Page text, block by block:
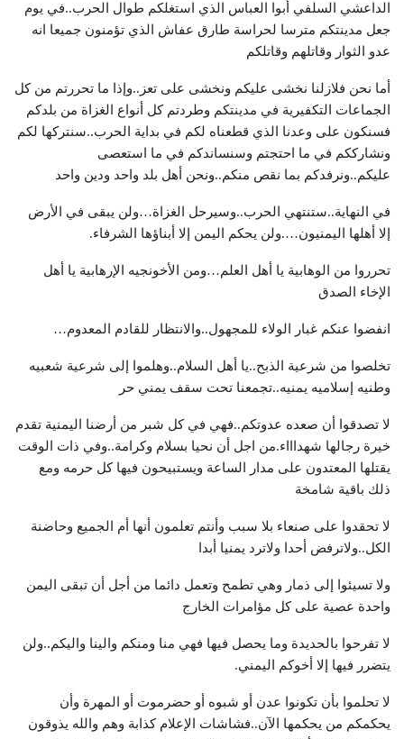
الداعشي السلفي أبوا العباس الذي استغلكم طوال الحرب..في يوم
جعل مدينتكم مترسا لحراسة طارق عفاش الذي تؤمنون جميعا انه
عدو الثوار وقاتلهم وقاتلكم
أما نحن فلازلنا نخشى عليكم ونخشى على تعز..وإذا ما تحررتم من كل
الجماعات التكفيرية في مدينتكم وطردتم كل أنواع الغزاة من بلدكم
فسنكون على وعدنا الذي قطعناه لكم في بداية الحرب..سنتركها لكم
ونشارككم في ما احتجتم وسنساندكم في ما استعصى
عليكم..ونرفدكم بما نقص منكم..ونحن أهل بلد واحد ودين واحد
في النهاية..ستنتهي الحرب..وسيرحل الغزاة…ولن يبقى في الأرض
إلا أهلها اليمنيون….ولن يحكم اليمن إلا أبناؤها الشرفاء.
تحرروا من الوهابية يا أهل العلم…ومن الأخونجيه الإرهابية يا أهل
الإخاء الصدق
انفضوا عنكم غبار الولاء للمجهول..والانتظار للقادم المعدوم…
تخلصوا من شرعية الذبح..يا أهل السلام..وهلموا إلى شرعية شعبيه
وطنيه إسلاميه يمنيه..تجمعنا تحت سقف يمني حر
لا تصدقوا أن صعده عدوتكم..فهي في كل شبر من أرضنا اليمنية تقدم
خيرة رجالها شهداااء.من اجل أن نحيا بسلام وكرامة..وفي ذات الوقت
يقتلها المعتدون على مدار الساعة ويستبيحون فيها كل حرمه ومع
ذلك باقية شامخة
لا تحقدوا على صنعاء بلا سبب وأنتم تعلمون أنها أم الجميع وحاضنة
الكل..ولاترفض أحدا ولاترد يمنيا أبدا
ولا تسيئوا إلى ذمار وهي تطمح وتعمل دائما من أجل أن تبقى اليمن
واحدة عصية على كل مؤامرات الخارج
لا تفرحوا بالحديدة وما يحصل فيها فهي منا ومنكم والينا واليكم..ولن
يتضرر فيها إلا أخوكم اليمني.
لا تحلموا بأن تكونوا عدن أو شبوه أو حضرموت أو المهرة وأن
يحكمكم من يحكمها الآن..فشاشات الإعلام كذابة وهم والله يذوقون